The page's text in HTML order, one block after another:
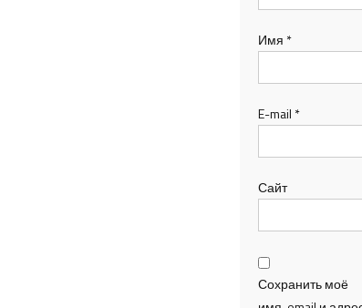
Имя *
E-mail *
Сайт
Сохранить моё